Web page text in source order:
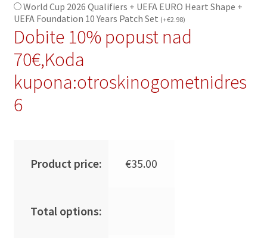
World Cup 2026 Qualifiers + UEFA EURO Heart Shape +
UEFA Foundation 10 Years Patch Set (+€2.98)
Dobite 10% popust nad
70€,Koda
kupona:otroskinogometnidres
6
Product price: €35.00
Total options: